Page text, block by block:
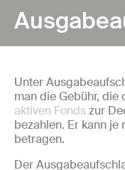
Unter
man die Gebühr, die
aktiven Fondszur
bezahlen. Er kann je
betragen.
Der